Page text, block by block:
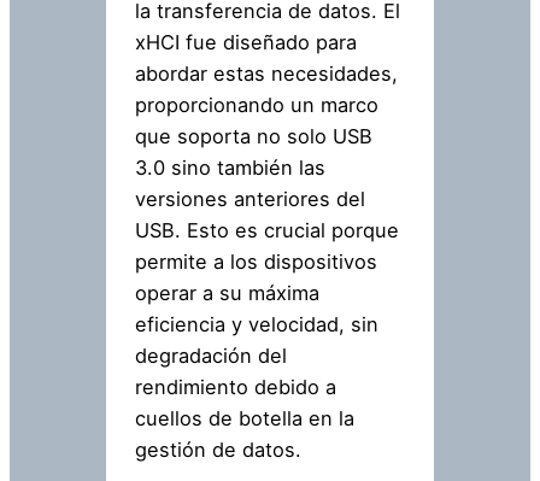
la transferencia de datos. El
xHCI fue diseñado para
abordar estas necesidades,
proporcionando un marco
que soporta no solo USB
3.0 sino también las
versiones anteriores del
USB. Esto es crucial porque
permite a los dispositivos
operar a su máxima
eficiencia y velocidad, sin
degradación del
rendimiento debido a
cuellos de botella en la
gestión de datos.